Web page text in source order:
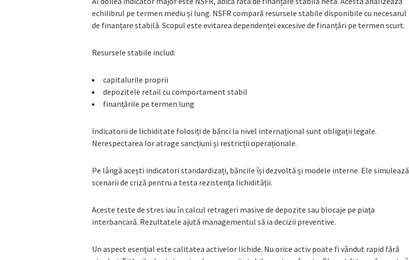
echilibrul pe termen mediu și lung. NSFR compară resursele stabile disponibile cu necesarul
de finanțare stabilă. Scopul este evitarea dependenței excesive de finanțări pe termen scurt.
Resursele stabile includ:
capitalurile proprii
depozitele retail cu comportament stabil
finanțările pe termen lung
Indicatorii de lichiditate folosiți de bănci la nivel internațional sunt obligații legale.
Nerespectarea lor atrage sancțiuni și restricții operaționale.
Pe lângă acești indicatori standardizați, băncile își dezvoltă și modele interne. Ele simulează
scenarii de criză pentru a testa rezistența lichidității.
Aceste teste de stres iau în calcul retrageri masive de depozite sau blocaje pe piața
interbancară. Rezultatele ajută managementul să ia decizii preventive.
Un aspect esențial este calitatea activelor lichide. Nu orice activ poate fi vândut rapid fără